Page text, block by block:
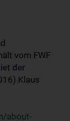
vom FWF
der
Klaus
about-